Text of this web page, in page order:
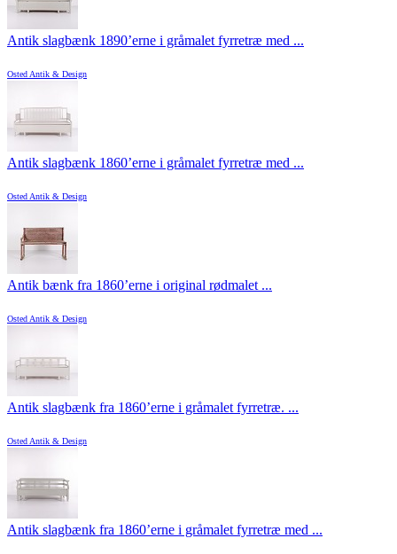
Antik slagbænk 1890’erne i gråmalet fyrretræ med ...
Osted Antik & Design
Antik slagbænk 1860’erne i gråmalet fyrretræ med ...
Osted Antik & Design
Antik bænk fra 1860’erne i original rødmalet ...
Osted Antik & Design
Antik slagbænk fra 1860’erne i gråmalet fyrretræ. ...
Osted Antik & Design
Antik slagbænk fra 1860’erne i gråmalet fyrretræ med ...